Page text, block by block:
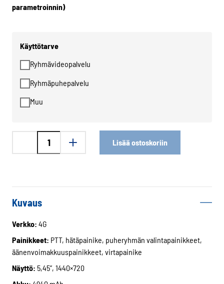
parametroinnin)
Käyttötarve*
Ryhmävideopalvelu
Ryhmäpuhepalvelu
Muu
Lisää ostoskoriin
Kuvaus
Verkko: 4G
Painikkeet: PTT, hätäpainike, puheryhmän valintapainikkeet,
äänenvoimakkuuspainikkeet, virtapainike
Näyttö: 5,45”, 1440×720